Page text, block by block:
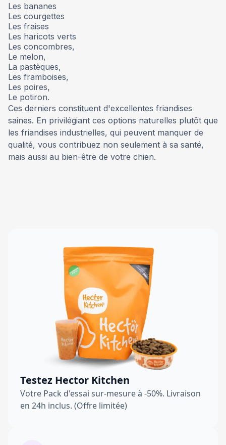
Les bananes
Les courgettes
Les fraises
Les haricots verts
Les concombres,
Le melon,
La pastèques,
Les framboises,
Les poires,
Le potiron.
Ces derniers constituent d'excellentes friandises
saines. En privilégiant ces options naturelles plutôt que
les friandises industrielles, qui peuvent manquer de
qualité, vous contribuez non seulement à sa santé,
mais aussi au bien-être de votre chien.
Testez Hector Kitchen
Votre Pack d'essai sur-mesure à -50%. Livraison
en 24h inclus. (Offre limitée)